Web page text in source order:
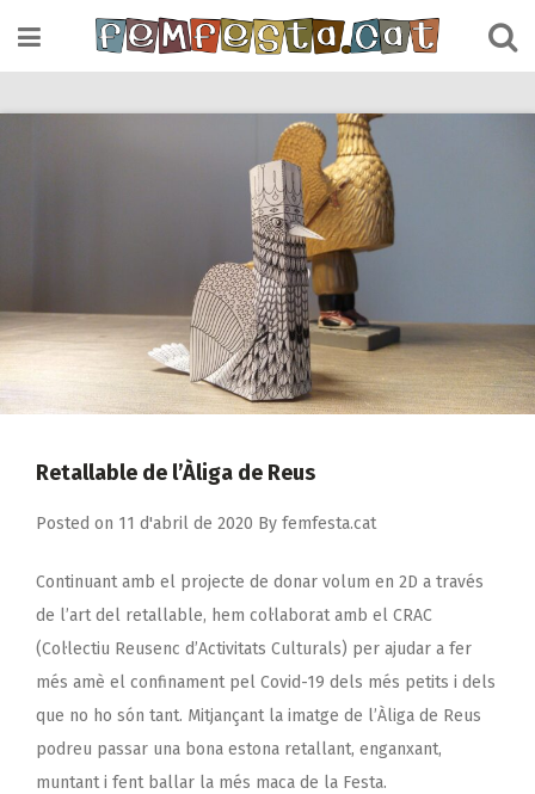
content
Retallable de l’Àliga de Reus
Posted on 11 d'abril de 2020 By femfesta.cat
Continuant amb el projecte de donar volum en 2D a través
de l’art del retallable, hem col·laborat amb el CRAC
(Col·lectiu Reusenc d’Activitats Culturals) per ajudar a fer
més amè el confinament pel Covid-19 dels més petits i dels
que no ho són tant. Mitjançant la imatge de l’Àliga de Reus
podreu passar una bona estona retallant, enganxant,
muntant i fent ballar la més maca de la Festa.